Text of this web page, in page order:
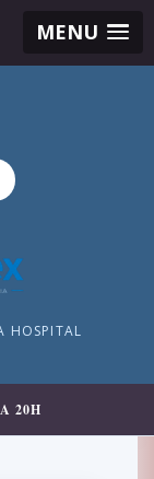
MENU
HOSPITAL
20H